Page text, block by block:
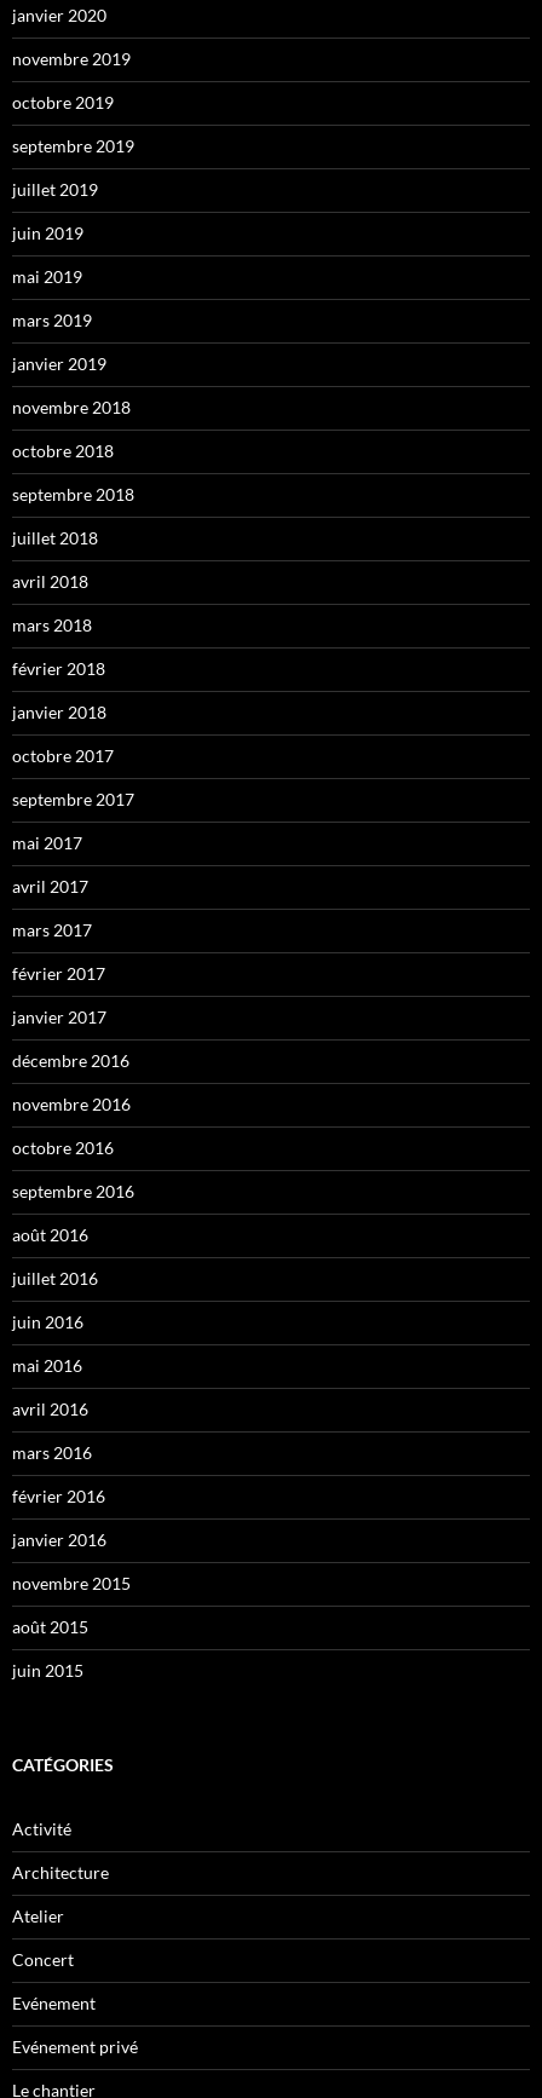
janvier 2020
novembre 2019
octobre 2019
septembre 2019
juillet 2019
juin 2019
mai 2019
mars 2019
janvier 2019
novembre 2018
octobre 2018
septembre 2018
juillet 2018
avril 2018
mars 2018
février 2018
janvier 2018
octobre 2017
septembre 2017
mai 2017
avril 2017
mars 2017
février 2017
janvier 2017
décembre 2016
novembre 2016
octobre 2016
septembre 2016
août 2016
juillet 2016
juin 2016
mai 2016
avril 2016
mars 2016
février 2016
janvier 2016
novembre 2015
août 2015
juin 2015
CATÉGORIES
Activité
Architecture
Atelier
Concert
Evénement
Evénement privé
Le chantier